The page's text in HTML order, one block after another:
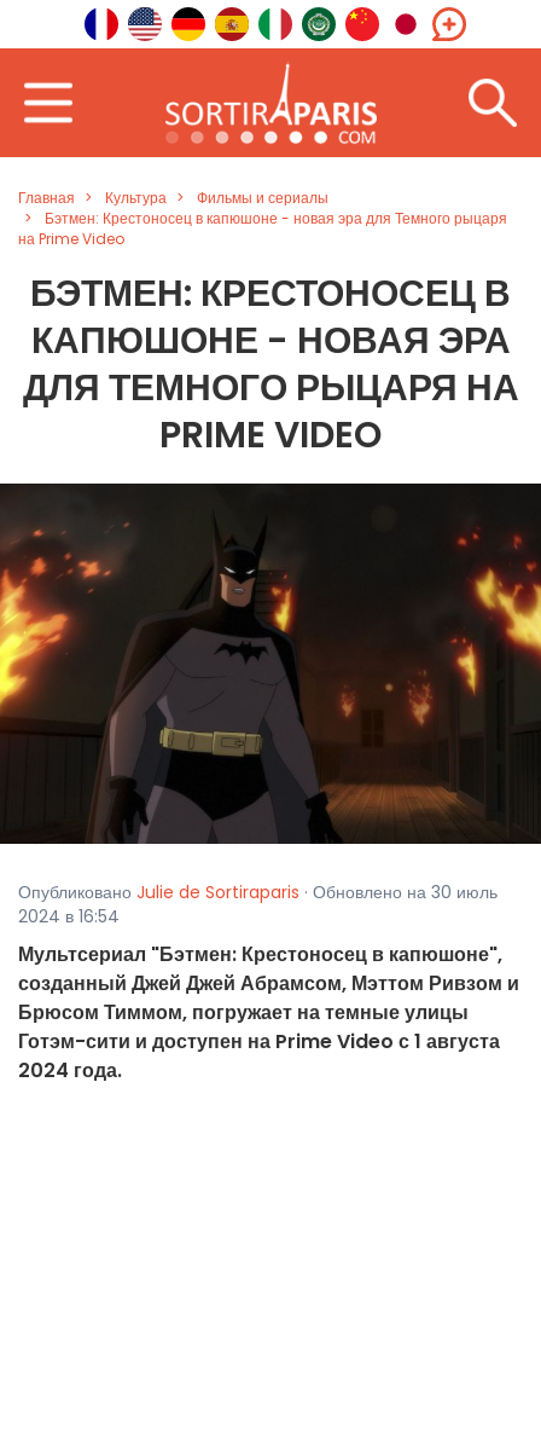
Главная Культура
Фильмы и сериалы
Бэтмен: Крестоносец в капюшоне - новая эра для Темного рыцаря
на Prime Video
БЭТМЕН: КРЕСТОНОСЕЦ В
КАПЮШОНЕ - НОВАЯ ЭРА
ДЛЯ ТЕМНОГО РЫЦАРЯ НА
PRIME VIDEO
Опубликовано Julie de Sortiraparis · Обновлено на 30 июль
2024 в 16:54
Мультсериал "Бэтмен: Крестоносец в капюшоне",
созданный Джей Джей Абрамсом, Мэттом Ривзом и
Брюсом Тиммом, погружает на темные улицы
Готэм-сити и доступен на Prime Video с 1 августа
2024 года.